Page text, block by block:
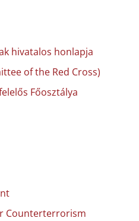
hivatalos honlapja
of the Red Cross)
Főosztálya
Counterterrorism